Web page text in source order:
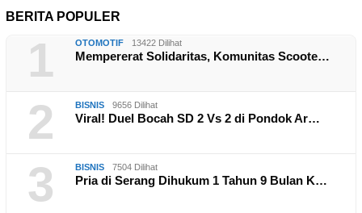
BERITA POPULER
1 OTOMOTIF 13422 Dilihat
Mempererat Solidaritas, Komunitas Scoote…
2 BISNIS 9656 Dilihat
Viral! Duel Bocah SD 2 Vs 2 di Pondok Ar…
3 BISNIS 7504 Dilihat
Pria di Serang Dihukum 1 Tahun 9 Bulan K…